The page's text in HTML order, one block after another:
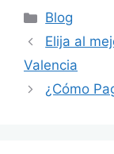
Blog
Elija al
Valencia
¿Cómo